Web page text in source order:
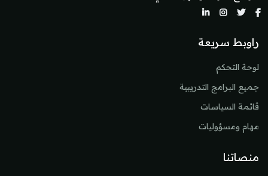
راوبط سريعة
لوحة التحكم
جميع البرامج التدريبية
قائمة السياسات
مهام ومسؤوليات
منصاتنا